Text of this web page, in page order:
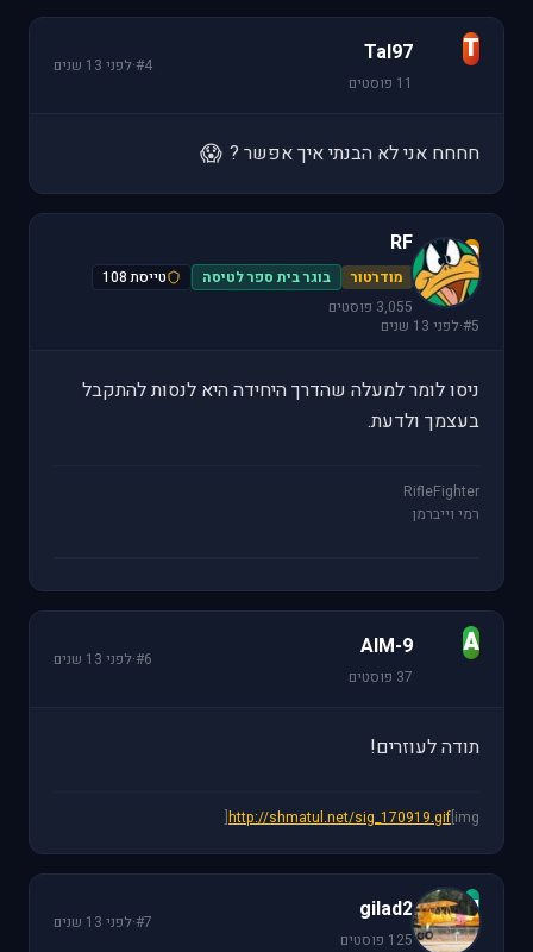
T
Tal97
11 פוסטים
#4
·לפני 13 שנים
חחחח אני לא הבנתי איך אפשר ? 😱
R
RF
מודרטור בוגר בית ספר לטיסה
טייסת 108
3,055 פוסטים
#5
·לפני 13 שנים
ניסו לומר למעלה שהדרך היחידה היא לנסות להתקבל
בעצמך ולדעת.
RifleFighter
רמי וייברמן
A
AIM-9
37 פוסטים
#6
·לפני 13 שנים
תודה לעוזרים!
http://shmatul.net/sig_170919.gif[img[
g
gilad2
125 פוסטים
#7
·לפני 13 שנים